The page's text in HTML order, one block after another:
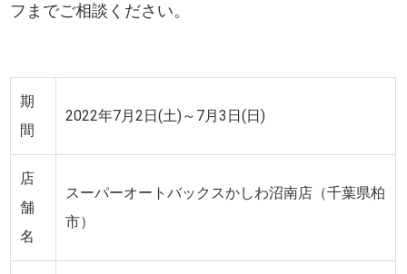
フまでご相談ください。
期
間
2022年7月2日(土)～7月3日(日)
店
舗
名
スーパーオートバックスかしわ沼南店（千葉県柏
市）